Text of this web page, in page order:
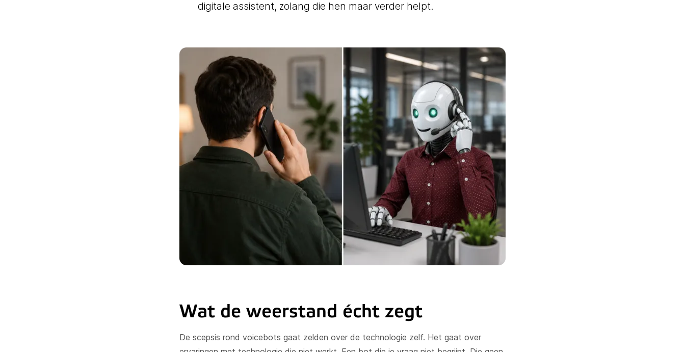
digitale assistent, zolang die hen maar verder helpt.
Wat de weerstand écht zegt
De scepsis rond voicebots gaat zelden over de technologie zelf. Het gaat over